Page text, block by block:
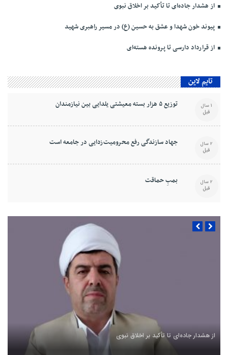
از هشدار جاده‌ای تا تأکید بر اخلاق نبوی
پیوند خون شهدا و عشق به حسین (ع) در مسیر راهبری شهید
از قرارداد دارسی تا پرونده هسته‌ای
تایم لاین
توزیع ۵ هزار بسته معیشتی یلدایی بین نیازمندان 1 سال
قبل
جهاد سازندگی رفع محرومیت‌زدایی در جامعه است 2 سال
قبل
بمبِ حماقت 2 سال
قبل
از هشدار جاده‌ای تا تأکید بر اخلاق نبوی